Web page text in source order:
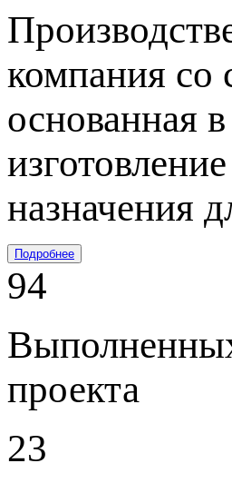
компания со
основанная
назначения
Подробнее
94
проекта
23